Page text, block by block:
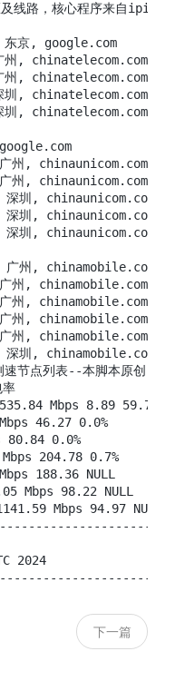
及线路，核心程序来自
东京, google.com
州,
州,
圳,
圳,
州, chinaunicom.com,
州, chinaunicom.com,
深圳, chinaunicom.com,
深圳, chinaunicom.com,
深圳, chinaunicom.com,
广州, chinamobile.com,
州, chinamobile.com,
州, chinamobile.com,
州, chinamobile.com,
州, chinamobile.com,
深圳, chinamobile.com,
节点列表--本脚本原
Mbps 8.89 59.7%
46.27 0.0%
80.84 0.0%
204.78 0.7%
188.36 NULL
Mbps 98.22 NULL
Mbps 94.97 NULL
2024
下一篇